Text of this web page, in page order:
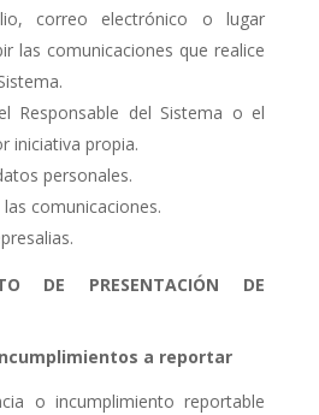
correo electrónico o lugar
las comunicaciones que realice
Responsable del Sistema o el
iniciativa propia.
personales.
comunicaciones.
DE PRESENTACIÓN DE
a reportar
o incumplimiento reportable